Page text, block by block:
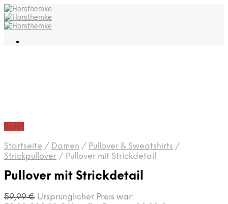
Sale!
Startseite / Damen / Pullover & Sweatshirts /
Strickpullover / Pullover mit Strickdetail
Pullover mit Strickdetail
59,99€ Ursprünglicher Preis war: